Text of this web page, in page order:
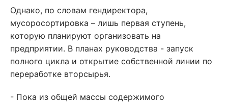
Однако, по словам гендиректора,
мусоросортировка – лишь первая ступень,
которую планируют организовать на
предприятии. В планах руководства - запуск
полного цикла и открытие собственной линии по
переработке вторсырья.
- Пока из общей массы содержимого